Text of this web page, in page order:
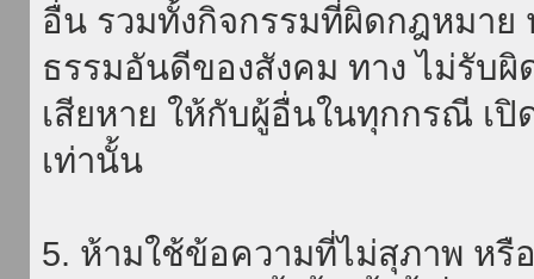
อื่น รวมทั้งกิจกรรมที่ผิดกฎหมาย
ธรรมอันดีของสังคม ทาง ไม่รับ
เสียหาย ให้กับผู้อื่นในทุกกรณี เปิ
เท่านั้น
5. ห้ามใช้ข้อความที่ไม่สุภาพ หรื